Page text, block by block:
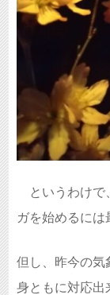
というわけで
ガを始めるに
但し、昨今の気
身ともに対応出